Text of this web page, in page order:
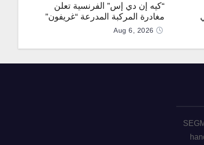
“كيه إن دي إس” الفرنسية تعلن
مغادرة المركبة المدرعة “غريفون”
رقم 1000 لخط الإنتاجAug 6, 2026